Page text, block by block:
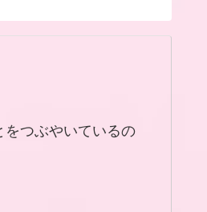
つぶやいているの